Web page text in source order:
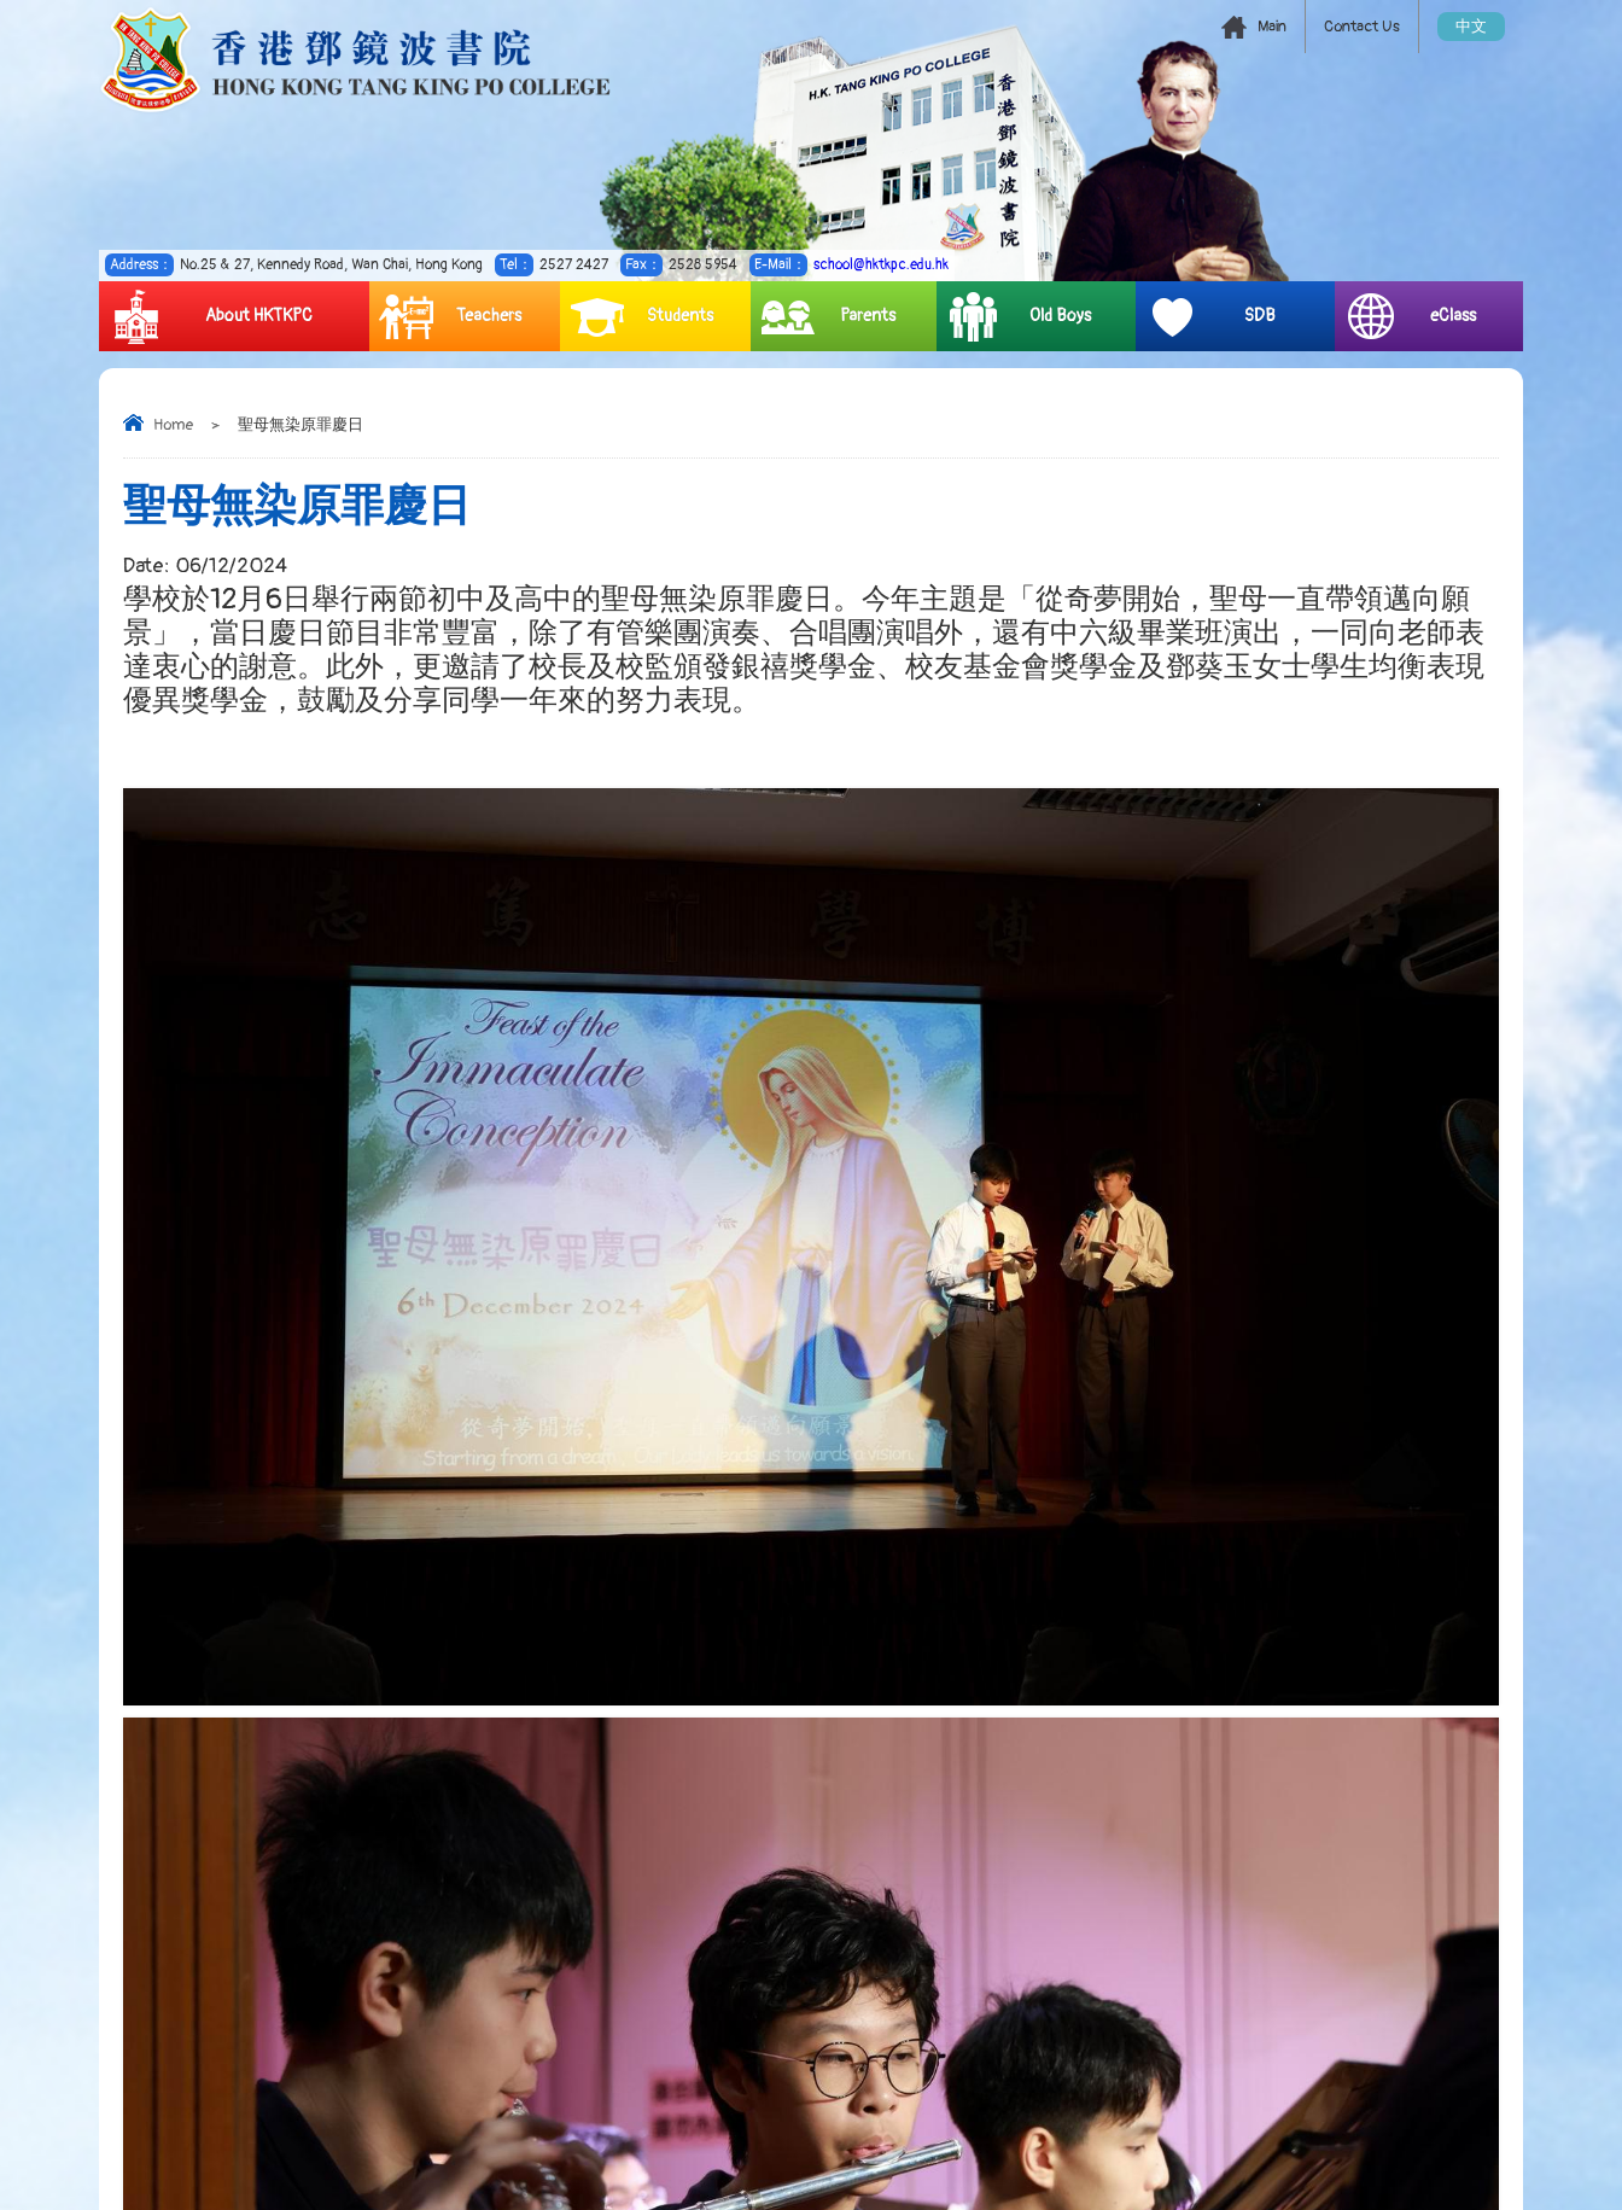
Address： No.25 & 27, Kennedy Road, Wan Chai, Hong Kong Tel： 2527 2427 Fax： 2528 5954 E-Mail： school@hktkpc.edu.hk
中文
Contact Us
Main
About HKTKPC Teachers Students Parents Old Boys SDB eClass
Home > 聖母無染原罪慶日
聖母無染原罪慶日
Date: 06/12/2024
學校於12月6日舉行兩節初中及高中的聖母無染原罪慶日。今年主題是「從奇夢開始，聖母一直帶領邁向願
景」，當日慶日節目非常豐富，除了有管樂團演奏、合唱團演唱外，還有中六級畢業班演出，一同向老師表
達衷心的謝意。此外，更邀請了校長及校監頒發銀禧獎學金、校友基金會獎學金及鄧葵玉女士學生均衡表現
優異獎學金，鼓勵及分享同學一年來的努力表現。